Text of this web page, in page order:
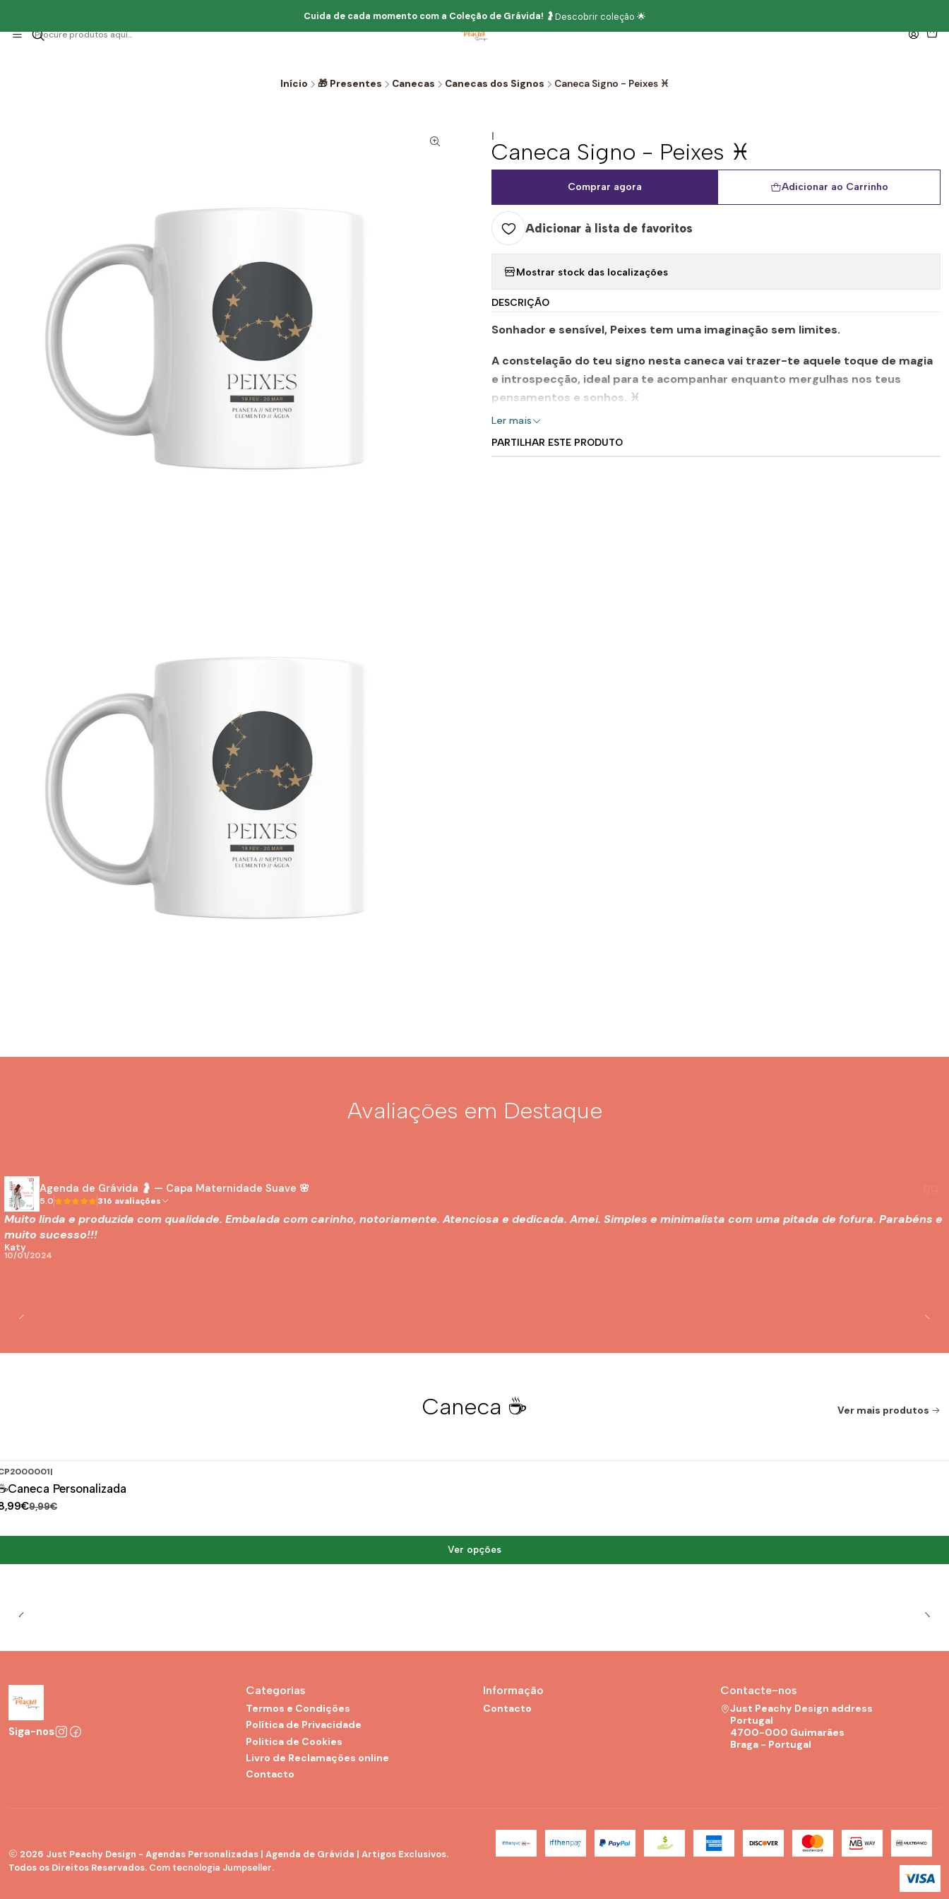
Cuida de cada momento com a Coleção de Grávida! 🤰Descobrir coleção 🌟
Início 🎁 Presentes Canecas Canecas dos Signos Caneca Signo - Peixes ♓
|
Caneca Signo - Peixes ♓
Adicionar ao Carrinho
Comprar agora
Adicionar à lista de favoritos
Mostrar stock das localizações
DESCRIÇÃO
Sonhador e sensível, Peixes tem uma imaginação sem limites.
A constelação do teu signo nesta caneca vai trazer-te aquele toque de magia
e introspecção, ideal para te acompanhar enquanto mergulhas nos teus
pensamentos e sonhos. ♓
Ler mais
PARTILHAR ESTE PRODUTO
Avaliações em Destaque
Agenda de Grávida 🤰 — Capa Maternidade Suave 🌸
5.0 316 avaliações
Muito linda e produzida com qualidade. Embalada com carinho, notoriamente. Atenciosa e dedicada. Amei. Simples e minimalista com uma pitada de fofura. Parabéns e
muito sucesso!!!
Katy
10/01/2024
Caneca ☕ Ver mais produtos
-10%DESCONTO
|
Personalizada
9,99€
Ver opções
Siga-nos
Categorias
Termos e Condições
Política de Privacidade
Politica de Cookies
Livro de Reclamações online
Contacto
Informação
Contacto
Contacte-nos
Just Peachy Design address
Portugal
4700-000 Guimarães
Braga - Portugal
2026 Just Peachy Design - Agendas Personalizadas | Agenda de Grávida | Artigos Exclusivos.
Todos os Direitos Reservados. Com tecnologia Jumpseller.